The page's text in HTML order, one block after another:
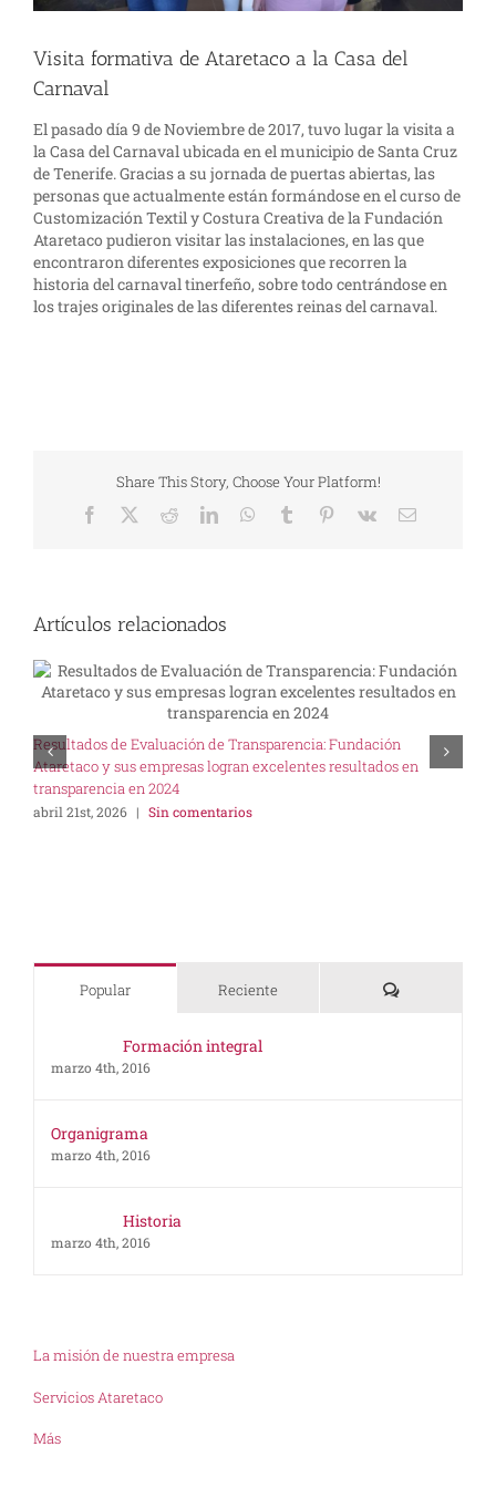
Visita formativa de Ataretaco a la Casa del
Carnaval
El pasado día 9 de Noviembre de 2017, tuvo lugar la visita a
la Casa del Carnaval ubicada en el municipio de Santa Cruz
de Tenerife. Gracias a su jornada de puertas abiertas, las
personas que actualmente están formándose en el curso de
Customización Textil y Costura Creativa de la Fundación
Ataretaco pudieron visitar las instalaciones, en las que
encontraron diferentes exposiciones que recorren la
historia del carnaval tinerfeño, sobre todo centrándose en
los trajes originales de las diferentes reinas del carnaval.
Share This Story, Choose Your Platform!
Facebook RedditLinkedInWhatsApp
Tumblr Pinterest
Vk
Correo
Artículos relacionados
Resultados de Evaluación de Transparencia: Fundación
Ataretaco y sus empresas logran excelentes resultados en
transparencia en 2024
abril 21st, 2026 | Sin comentarios
Popular Reciente Comentarios
Formación integral
marzo 4th, 2016
Organigrama
marzo 4th, 2016
Historia
marzo 4th, 2016
La misión de nuestra empresa
Servicios Ataretaco
Más